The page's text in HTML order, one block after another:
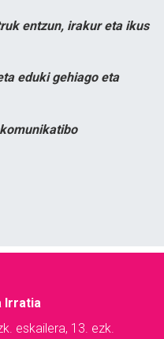
entzun, irakur eta ikus
eduki gehiago eta
Irratia
eskailera, 13. ezk.